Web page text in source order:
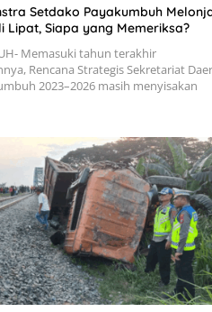
Setdako Payakumbuh
Lipat, Siapa yang Memeriksa?
Memasuki tahun terakhir
Rencana Strategis Sekretariat
2023–2026 masih menyisakan